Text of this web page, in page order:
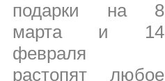
подарки на 8
марта и 14
февраля
растопят любое